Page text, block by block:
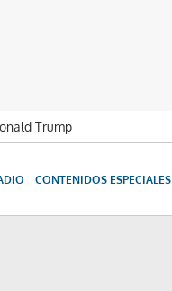
Trump
CONTENIDOS ESPECIALES